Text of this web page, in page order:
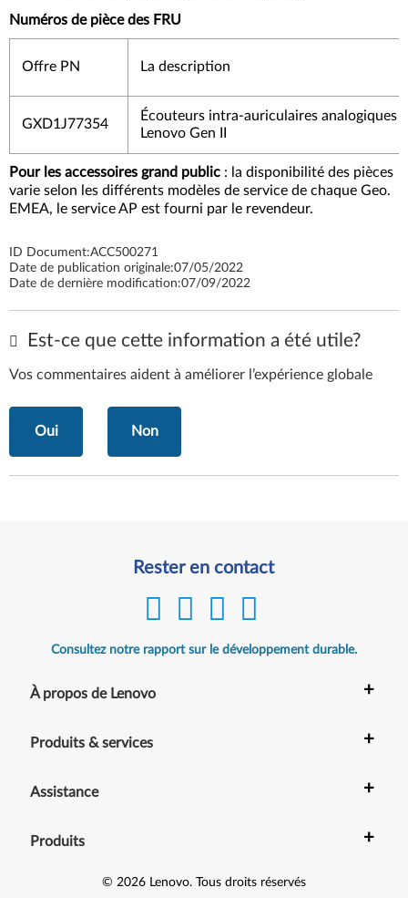
Numéros de pièce des FRU
Offre PN La description
GXD1J77354
Écouteurs intra-auriculaires analogiques
Lenovo Gen II
Pour les accessoires grand public : la disponibilité des pièces
varie selon les différents modèles de service de chaque Geo.
EMEA, le service AP est fourni par le revendeur.
ID Document:ACC500271
Date de publication originale:07/05/2022
Date de dernière modification:07/09/2022
Est-ce que cette information a été utile?
Vos commentaires aident à améliorer l’expérience globale
Oui Non
Rester en contact
Consultez notre rapport sur le développement durable.
À propos de Lenovo +
Produits & services +
Assistance +
Produits +
© 2026 Lenovo. Tous droits réservés